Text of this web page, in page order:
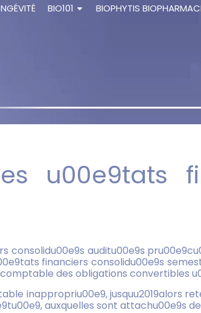
BIO101 BIOPHYTIS
u00e9tats
consolidu00e9s auditu00e9s
financiers consolidu00e9s
des obligations convertibles
inappropriu00e9, jusquu2019alors
auxquelles sont attachu00e9s